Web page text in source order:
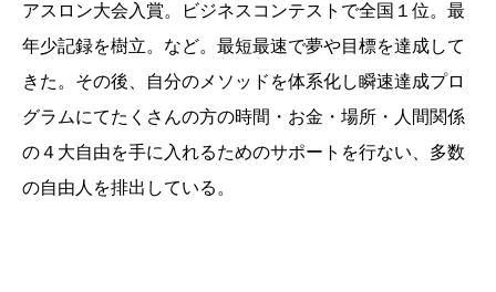
アスロン大会入賞。ビジネスコンテストで全国１位。最
年少記録を樹立。など。最短最速で夢や目標を達成して
きた。その後、自分のメソッドを体系化し瞬速達成プロ
グラムにてたくさんの方の時間・お金・場所・人間関係
の４大自由を手に入れるためのサポートを行ない、多数
の自由人を排出している。